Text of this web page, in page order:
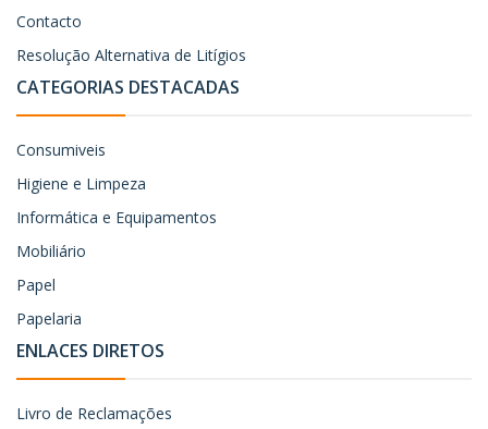
Contacto
Resolução Alternativa de Litígios
CATEGORIAS DESTACADAS
Consumiveis
Higiene e Limpeza
Informática e Equipamentos
Mobiliário
Papel
Papelaria
ENLACES DIRETOS
Livro de Reclamações